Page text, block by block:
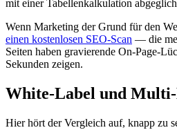
mit einer Tabellenkalkulation
Wenn Marketing der Grund für den
einen kostenlosen SEO-Scan — die
Seiten haben gravierende On-Page-
Sekunden zeigen.
White-Label und
Hier hört der Vergleich auf, knapp zu